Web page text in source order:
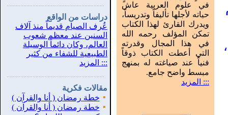
دراسات من الواقع
عُرف الصيام قديماً منذ آلاف
السنين عند معظم شعوب
العالم، وكان دائماً الوسيلة
الطبيعية للشفاء من كثير
::: المزيد
مقالات فكرية
▪ خطة رمضان ( أنا والقرآن )
▪ خطة رمضان ( أنا والقرآن )
في علوم العربية عاش
حياته لأجلها تأليفاً وتدريساً،
ويدرك القارئ لهذا الكتاب
تمكن المؤلف رحمه الله
في هذا المجال وقدرته
التي أعطت الكتاب ذوقاً
فنياً عند صياغته له بمنهج
مبسط واضح جامع.
::: المزيد